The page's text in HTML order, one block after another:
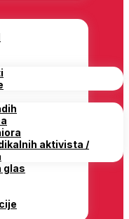
aktivista /
glas